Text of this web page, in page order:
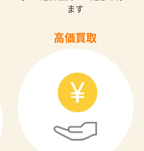
ます
高価買取